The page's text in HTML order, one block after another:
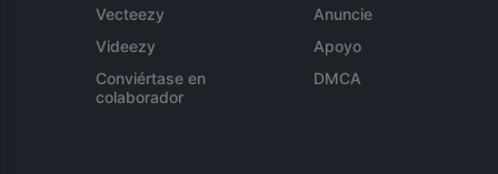
Vecteezy
Videezy
Conviértase en
colaborador
Anuncie
Apoyo
DMCA